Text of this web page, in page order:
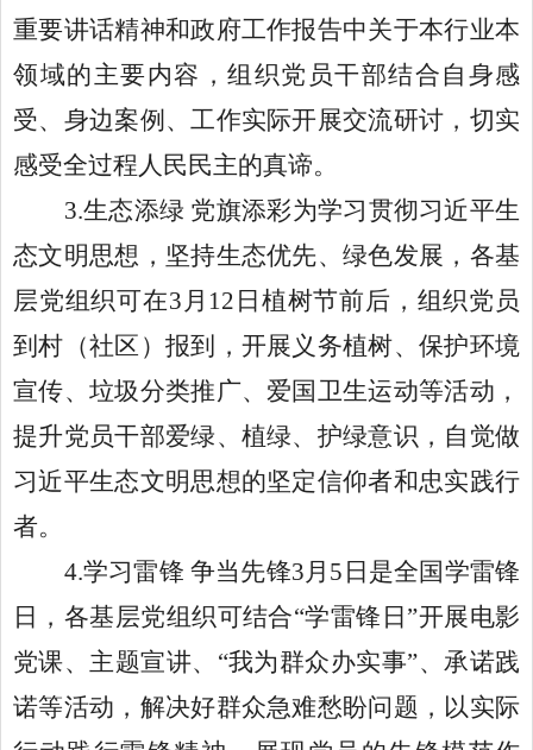
重要讲话精神和政府工作报告中关于本行业本
领域的主要内容，组织党员干部结合自身感
受、身边案例、工作实际开展交流研讨，切实
感受全过程人民民主的真谛。
3.生态添绿 党旗添彩为学习贯彻习近平生
态文明思想，坚持生态优先、绿色发展，各基
层党组织可在3月12日植树节前后，组织党员
到村（社区）报到，开展义务植树、保护环境
宣传、垃圾分类推广、爱国卫生运动等活动，
提升党员干部爱绿、植绿、护绿意识，自觉做
习近平生态文明思想的坚定信仰者和忠实践行
者。
4.学习雷锋 争当先锋3月5日是全国学雷锋
日，各基层党组织可结合“学雷锋日”开展电影
党课、主题宣讲、“我为群众办实事”、承诺践
诺等活动，解决好群众急难愁盼问题，以实际